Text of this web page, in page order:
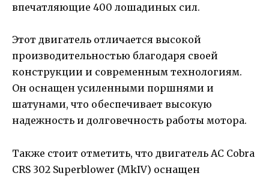
впечатляющие 400 лошадиных сил.
Этот двигатель отличается высокой
производительностью благодаря своей
конструкции и современным технологиям.
Он оснащен усиленными поршнями и
шатунами, что обеспечивает высокую
надежность и долговечность работы мотора.
Также стоит отметить, что двигатель AC Cobra
CRS 302 Superblower (MkIV) оснащен